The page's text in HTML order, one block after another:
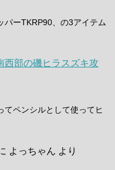
パーTKRP90、の3アイテム
西部の磯ヒラスズキ攻
てペンシルとして使ってヒ
よっちゃん より